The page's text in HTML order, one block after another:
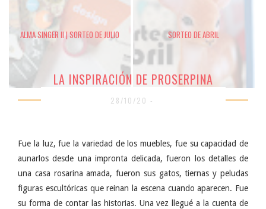
ALMA SINGER II | SORTEO DE JULIO SORTEO DE ABRIL
LA INSPIRACIÓN DE PROSERPINA
28/10/20 -
Fue la luz, fue la variedad de los muebles, fue su capacidad de
aunarlos desde una impronta delicada, fueron los detalles de
una casa rosarina amada, fueron sus gatos, tiernas y peludas
figuras escultóricas que reinan la escena cuando aparecen. Fue
su forma de contar las historias. Una vez llegué a la cuenta de